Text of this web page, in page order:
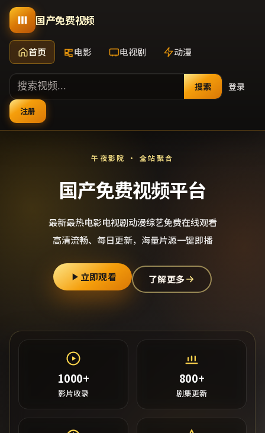
国产免费视频
首页 电影 电视剧 动漫
搜索 登录
注册
午夜影院 · 全站聚合
国产免费视频平台
最新最热电影电视剧动漫综艺免费在线观看
高清流畅、每日更新，海量片源一键即播
立即观看 了解更多
1000+
影片收录
800+
剧集更新